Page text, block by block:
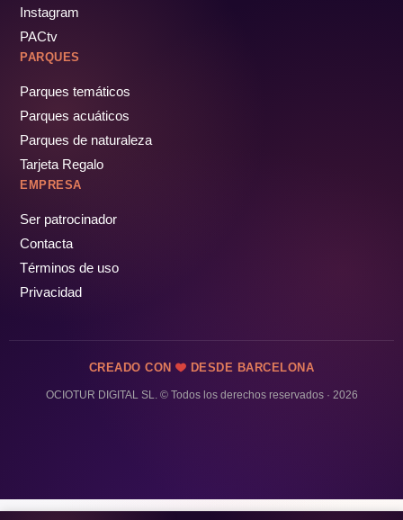
Instagram
PACtv
PARQUES
Parques temáticos
Parques acuáticos
Parques de naturaleza
Tarjeta Regalo
EMPRESA
Ser patrocinador
Contacta
Términos de uso
Privacidad
CREADO CON DESDE BARCELONA
OCIOTUR DIGITAL SL. © Todos los derechos reservados · 2026